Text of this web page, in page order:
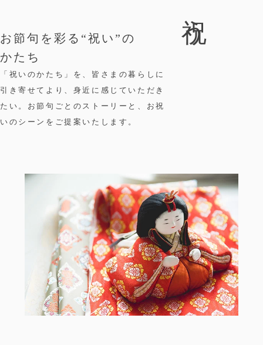
祝う
お節句を彩る“祝い”の
かたち
「祝いのかたち」を、皆さまの暮らしに
引き寄せてより、身近に感じていただき
たい。お節句ごとのストーリーと、お祝
いのシーンをご提案いたします。